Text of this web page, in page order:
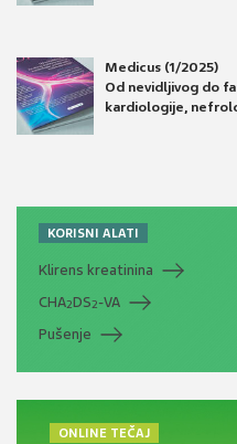
Medicus (1/2025)
Od nevidljivog do
kardiologije,
KORISNI ALATI
Klirens kreatinina
CHA2DS2-VA
Pušenje
ONLINE TEČAJ